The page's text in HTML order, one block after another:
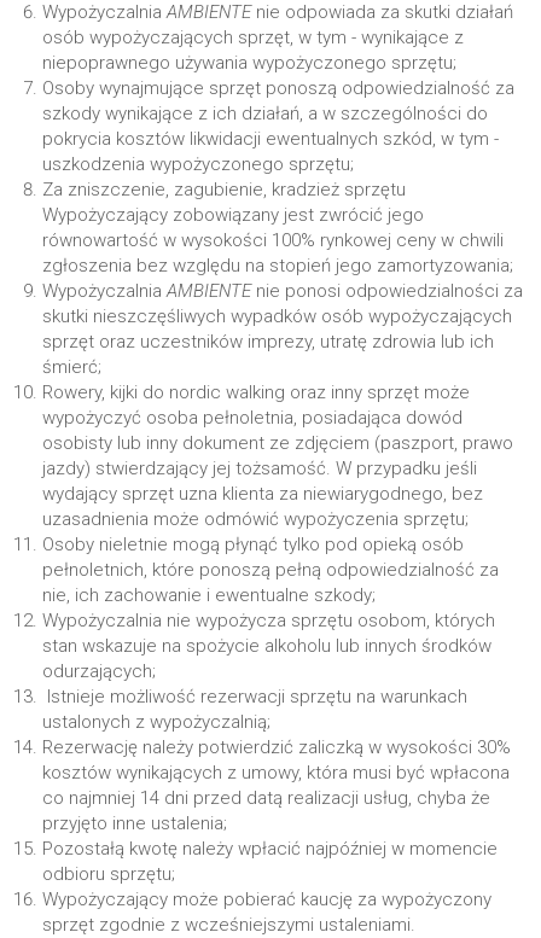
WypożyczalniaAMBIENTE nie odpowiada za skutki działań
osób wypożyczających sprzęt, w tym - wynikające z
niepoprawnego używania wypożyczonego sprzętu;
Osoby wynajmujące sprzęt ponoszą odpowiedzialność za
szkody wynikające z ich działań, a w szczególności do
pokrycia kosztów likwidacji ewentualnych szkód, w tym -
uszkodzenia wypożyczonego sprzętu;
Za zniszczenie, zagubienie, kradzież sprzętu
Wypożyczający zobowiązany jest zwrócić jego
równowartość w wysokości 100% rynkowej ceny w chwili
zgłoszenia bez względu na stopień jego zamortyzowania;
WypożyczalniaAMBIENTE nie ponosi odpowiedzialności za
skutki nieszczęśliwych wypadków osób wypożyczających
sprzęt oraz uczestników imprezy, utratę zdrowia lub ich
śmierć;
Rowery, kijki do nordic walking oraz inny sprzęt może
wypożyczyć osoba pełnoletnia, posiadająca dowód
osobisty lub inny dokument ze zdjęciem (paszport, prawo
jazdy) stwierdzający jej tożsamość. W przypadku jeśli
wydający sprzęt uzna klienta za niewiarygodnego, bez
uzasadnienia może odmówić wypożyczenia sprzętu;
Osoby nieletnie mogą płynąć tylko pod opieką osób
pełnoletnich, które ponoszą pełną odpowiedzialność za
nie, ich zachowanie i ewentualne szkody;
Wypożyczalnia nie wypożycza sprzętu osobom, których
stan wskazuje na spożycie alkoholu lub innych środków
odurzających;
Istnieje możliwość rezerwacji sprzętu na warunkach
ustalonych z wypożyczalnią;
Rezerwację należy potwierdzić zaliczką w wysokości 30%
kosztów wynikających z umowy, która musi być wpłacona
co najmniej 14 dni przed datą realizacji usług, chyba że
przyjęto inne ustalenia;
Pozostałą kwotę należy wpłacić najpóźniej w momencie
odbioru sprzętu;
Wypożyczający może pobierać kaucję za wypożyczony
sprzęt zgodnie z wcześniejszymi ustaleniami.